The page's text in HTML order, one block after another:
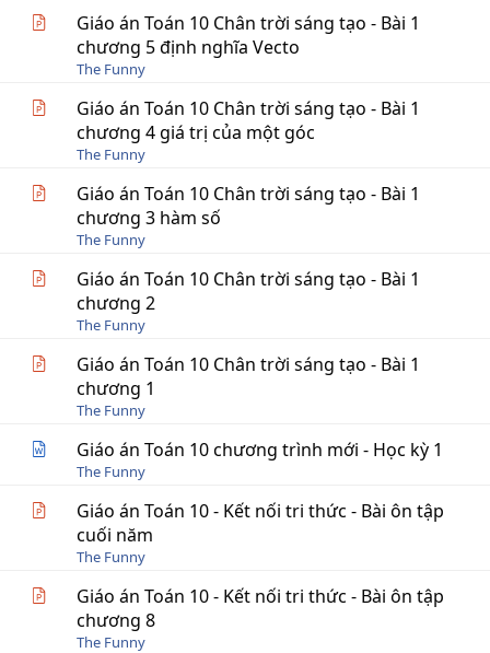
Giáo án Toán 10 Chân trời sáng tạo - Bài 1
chương 5 định nghĩa Vecto
The Funny
Giáo án Toán 10 Chân trời sáng tạo - Bài 1
chương 4 giá trị của một góc
The Funny
Giáo án Toán 10 Chân trời sáng tạo - Bài 1
chương 3 hàm số
The Funny
Giáo án Toán 10 Chân trời sáng tạo - Bài 1
chương 2
The Funny
Giáo án Toán 10 Chân trời sáng tạo - Bài 1
chương 1
The Funny
Giáo án Toán 10 chương trình mới - Học kỳ 1
The Funny
Giáo án Toán 10 - Kết nối tri thức - Bài ôn tập
cuối năm
The Funny
Giáo án Toán 10 - Kết nối tri thức - Bài ôn tập
chương 8
The Funny